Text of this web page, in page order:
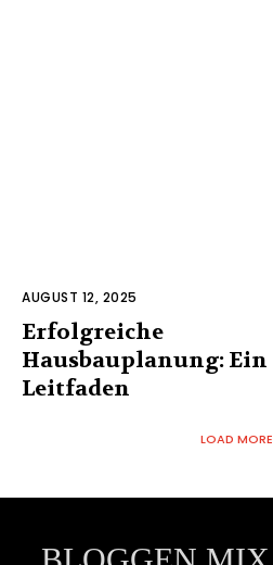
AUGUST 12, 2025
Erfolgreiche
Hausbauplanung: Ein
Leitfaden
LOAD MORE